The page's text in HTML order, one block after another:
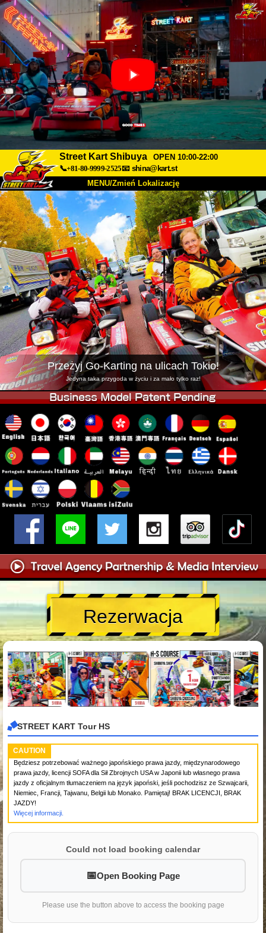
Street Kart Shibuya
OPEN 10:00-22:00
📞+81-80-9999-2525📧 shina@kart.st
MENU/Zmień Lokalizację
TOP
O nas Specyfikacja Cena
Dojazd Opinie FAQ
Firma Rezerwacja
Zmień Lokalizację
Tokyo Shinagawa Tokyo Akihabara#1
Tokyo Akihabara#2 Tokyo Shibuya
Tokyo Shibuya Annex Tokyo Bay
Tokyo Asakusa Osaka
Okinawa
Przeżyj Go-Karting na ulicach Tokio!
Jedyna taka przygoda w życiu i za mało tylko raz!
Rezerwacja
STREET KART Tour HS
CAUTION
Będziesz potrzebować ważnego japońskiego prawa jazdy, międzynarodowego
prawa jazdy, licencji SOFA dla Sił Zbrojnych USA w Japonii lub własnego prawa
jazdy z oficjalnym tłumaczeniem na język japoński, jeśli pochodzisz ze Szwajcarii,
Niemiec, Francji, Tajwanu, Belgii lub Monako. Pamiętaj! BRAK LICENCJI, BRAK
JAZDY!
Więcej informacji.
Could not load booking calendar
Open Booking Page
Please use the button above to access the booking page